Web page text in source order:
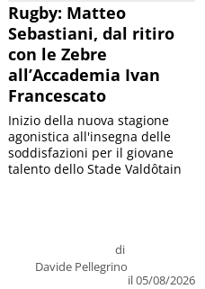
Rugby: Matteo
Sebastiani, dal ritiro
con le Zebre
all’Accademia Ivan
Francescato
di
Davide Pellegrino
il 05/08/2026
Inizio della nuova stagione
agonistica all'insegna delle
soddisfazioni per il giovane
talento dello Stade Valdôtain